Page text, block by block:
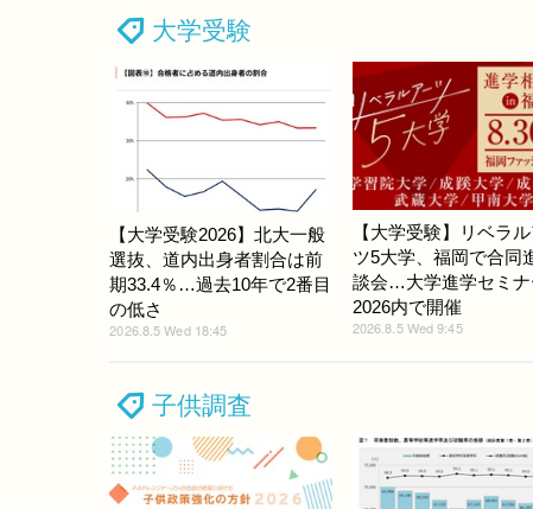
大学受験
【大学受験2026】北大一般
選抜、道内出身者割合は前
期33.4％…過去10年で2番目
の低さ
2026.8.5 Wed 18:45
【大学受験】リベラ
ツ5大学、福岡で合同
談会…大学進学セミナ
2026内で開催
2026.8.5 Wed 9:45
子供調査